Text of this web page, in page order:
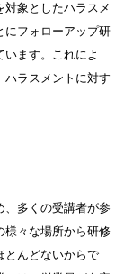
象としたハラスメ
にフォローアップ研
ます。これによ
ハラスメントに対す
、多くの受講者が参
様々な場所から研修
とんどないからで